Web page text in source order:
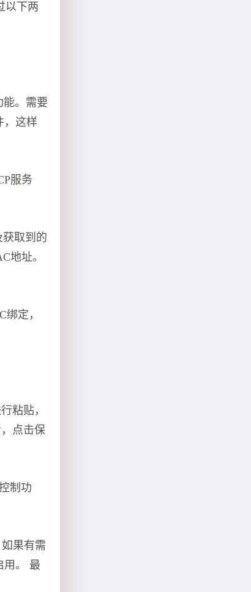
以下两
能。需要
，这样
服务
取到的
地址。
定，
粘贴，
点击保
制功
果有需
用。 最